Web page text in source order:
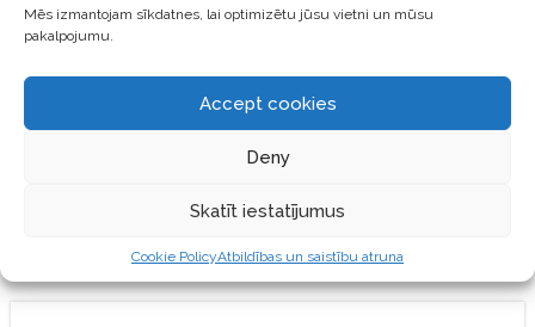
Mēs izmantojam sīkdatnes, lai optimizētu jūsu vietni un mūsu
pakalpojumu.
Accept cookies
Deny
Skatīt iestatījumus
Cookie PolicyAtbildības un saistību atruna
E-PASTA ADRESI UN VIETNI
ŠAJĀ PĀRLŪKPROGRAMMĀ
NĀKAMAJAI REIZEI, KAD